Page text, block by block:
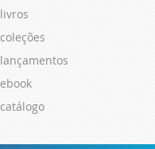
livros
coleções
lançamentos
ebook
catálogo